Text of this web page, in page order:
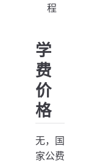
程
学
费
价
格
无，国
家公费